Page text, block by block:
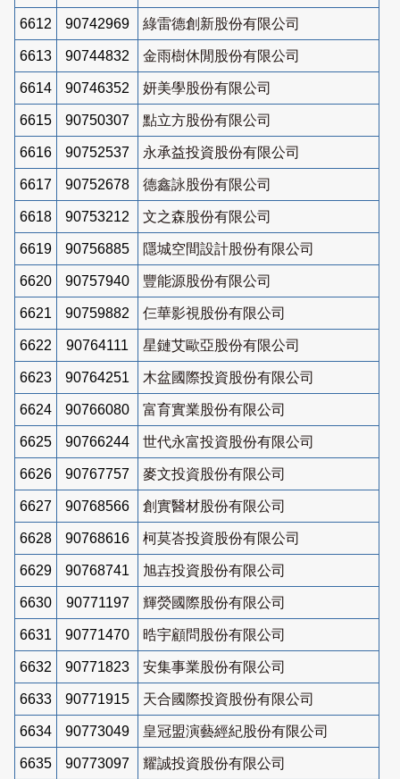
6612 90742969 綠雷德創新股份有限公司
6613 90744832 金雨樹休閒股份有限公司
6614 90746352 妍美學股份有限公司
6615 90750307 點立方股份有限公司
6616 90752537 永承益投資股份有限公司
6617 90752678 德鑫詠股份有限公司
6618 90753212 文之森股份有限公司
6619 90756885 隱城空間設計股份有限公司
6620 90757940 豐能源股份有限公司
6621 90759882 仨華影視股份有限公司
6622 90764111 星鏈艾歐亞股份有限公司
6623 90764251 木盆國際投資股份有限公司
6624 90766080 富育實業股份有限公司
6625 90766244 世代永富投資股份有限公司
6626 90767757 麥文投資股份有限公司
6627 90768566 創實醫材股份有限公司
6628 90768616 柯莫峇投資股份有限公司
6629 90768741 旭壵投資股份有限公司
6630 90771197 輝熒國際股份有限公司
6631 90771470 晧宇顧問股份有限公司
6632 90771823 安集事業股份有限公司
6633 90771915 天合國際投資股份有限公司
6634 90773049 皇冠盟演藝經紀股份有限公司
6635 90773097 耀誠投資股份有限公司